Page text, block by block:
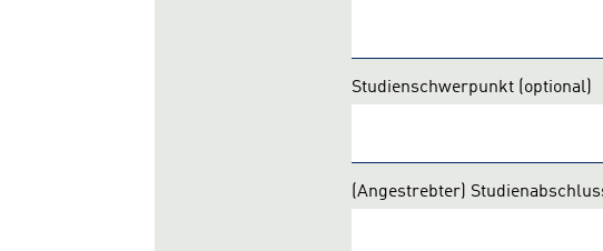
Studienschwerpunkt (optional)
(Angestrebter)